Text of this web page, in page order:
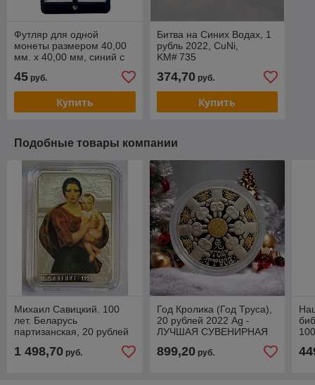
Футляр для одной
монеты размером 40,00
мм. х 40,00 мм, синий с
45 руб.
Купить
Битва на Синих Водах, 1
рубль 2022, CuNi,
KM# 735
374,70руб.
Купить
Подобные товары компании
Михаил Савицкий. 100
лет. Беларусь
партизанская, 20 рублей
(разновидность монеты)
1 498,70 руб.
Год Кролика (Год Труса),
20 рублей 2022 Ag -
ЛУЧШАЯ СУВЕНИРНАЯ
899,20руб.